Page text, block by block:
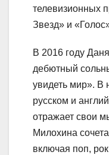
телевизионных
Звезд» и
В 2016 году
дебютный
увидеть мир». В
русском и
отражает свои
Милохина
включая поп,